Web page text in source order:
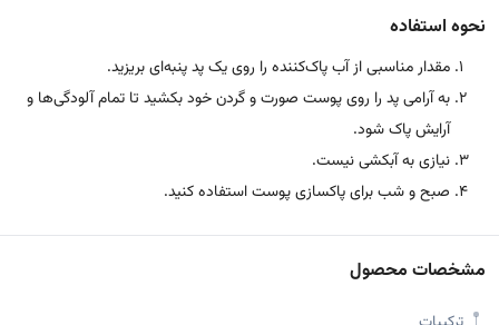
نحوه استفاده
مقدار مناسبی از آب پاک‌کننده را روی یک پد پنبه‌ای بریزید.
به آرامی پد را روی پوست صورت و گردن خود بکشید تا تمام آلودگی‌ها و
آرایش پاک شود.
نیازی به آبکشی نیست.
صبح و شب برای پاکسازی پوست استفاده کنید.
مشخصات محصول